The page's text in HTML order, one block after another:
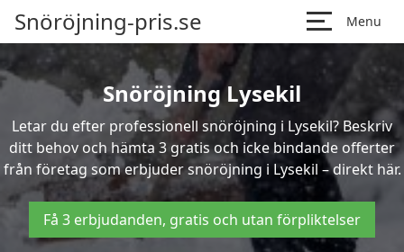
Snöröjning-pris.se Menu
Snöröjning Lysekil
Letar du efter professionell snöröjning i Lysekil? Beskriv
ditt behov och hämta 3 gratis och icke bindande offerter
från företag som erbjuder snöröjning i Lysekil – direkt här.
Få 3 erbjudanden, gratis och utan förpliktelser